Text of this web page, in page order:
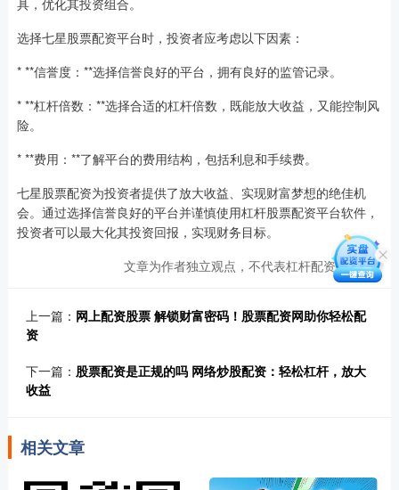
具，优化其投资组合。
选择七星股票配资平台时，投资者应考虑以下因素：
* **信誉度：**选择信誉良好的平台，拥有良好的监管记录。
* **杠杆倍数：**选择合适的杠杆倍数，既能放大收益，又能控制风
险。
* **费用：**了解平台的费用结构，包括利息和手续费。
七星股票配资为投资者提供了放大收益、实现财富梦想的绝佳机
会。通过选择信誉良好的平台并谨慎使用杠杆股票配资平台软件，
投资者可以最大化其投资回报，实现财务目标。
文章为作者独立观点，不代表杠杆配资网观点
上一篇： 网上配资股票 解锁财富密码！股票配资网助你轻松配
资
下一篇： 股票配资是正规的吗 网络炒股配资：轻松杠杆，放大
收益
相关文章